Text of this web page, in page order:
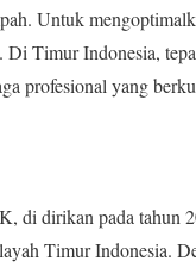
Untuk
Timur Indonesia,
profesional yang
dirikan pada tahun
Timur Indonesia.